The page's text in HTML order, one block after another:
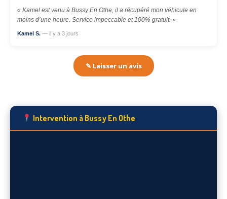
« Kamel est venu à Bussy En Othe, il a récupéré mon véhicule en
moins d’une heure. Service impeccable et 100% gratuit. »
Kamel S. — il y a 3 jours
✎ Laisser un avis
Intervention à Bussy En Othe